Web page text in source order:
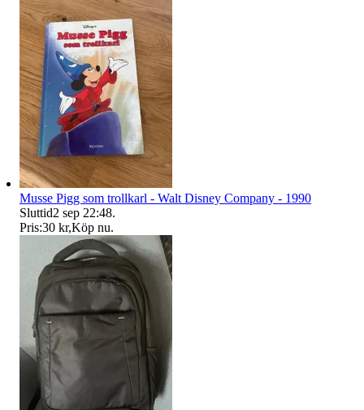
Musse Pigg som trollkarl - Walt Disney Company - 1990
Sluttid2 sep 22:48.
Pris:30 kr,Köp nu.